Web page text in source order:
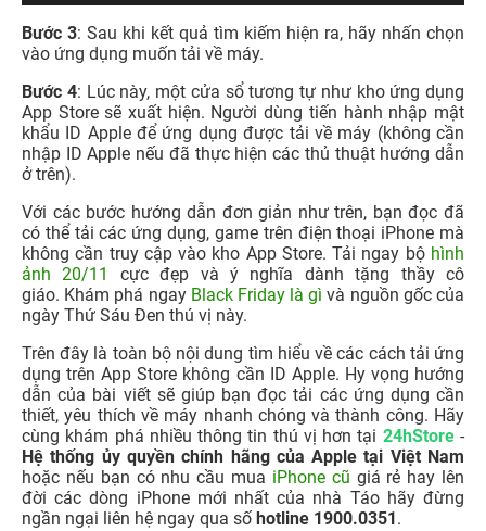
Bước 3: Sau khi kết quả tìm kiếm hiện ra, hãy nhấn chọn
vào ứng dụng muốn tải về máy.
Bước 4: Lúc này, một cửa sổ tương tự như kho ứng dụng
App Store sẽ xuất hiện. Người dùng tiến hành nhập mật
khẩu ID Apple để ứng dụng được tải về máy (không cần
nhập ID Apple nếu đã thực hiện các thủ thuật hướng dẫn
ở trên).
Với các bước hướng dẫn đơn giản như trên, bạn đọc đã
có thể tải các ứng dụng, game trên điện thoại iPhone mà
không cần truy cập vào kho App Store.Tải ngay bộ hình
ảnh 20/11
cực đẹp và ý nghĩa dành tặng thầy cô
giáo. Khám phá ngay Black Friday là gì và nguồn gốc của
ngày Thứ Sáu Đen thú vị này.
Trên đây là toàn bộ nội dung tìm hiểu về các cách tải ứng
dụng trên App Store không cần ID Apple. Hy vọng hướng
dẫn của bài viết sẽ giúp bạn đọc tải các ứng dụng cần
thiết, yêu thích về máy nhanh chóng và thành công. Hãy
cùng khám phá nhiều thông tin thú vị hơn tại 24hStore-
Hệ thống ủy quyền chính hãng của Apple tại Việt Nam
hoặc nếu bạn có nhu cầu mua iPhone cũ giá rẻ hay lên
đời các dòng iPhone mới nhất của nhà Táo hãy đừng
ngần ngại liên hệ ngay qua sốhotline 1900.0351.